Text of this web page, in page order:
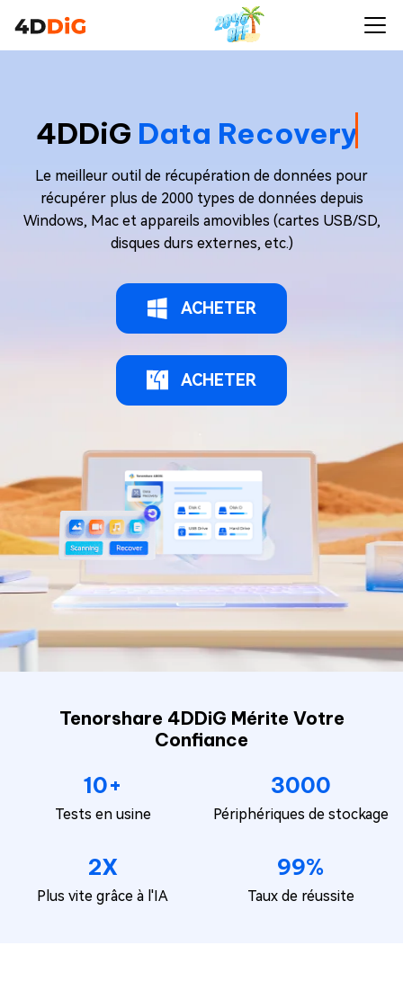
4DDiG Data Recovery
Le meilleur outil de récupération de données pour
récupérer plus de 2000 types de données depuis
Windows, Mac et appareils amovibles (cartes USB/SD,
disques durs externes, etc.)
ACHETER
ACHETER
Tenorshare 4DDiG Mérite Votre
Confiance
10+
Tests en usine
3000
Périphériques de stockage
2X
Plus vite grâce à l'IA
99%
Taux de réussite